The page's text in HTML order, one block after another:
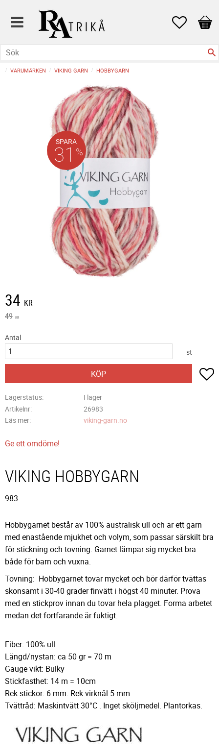
Favoriter
VARUMÄRKEN VIKING GARN HOBBYGARN
SPARA
31 %
Nedsatt pris:
34 KR
Ordinarie pris:
49 KR
Antal
st
KÖP
Lagerstatus
I lager
Artikelnr
26983
Läs mer
viking-garn.no
Ge ett omdöme!
VIKING HOBBYGARN
983
Hobbygarnet består av 100% australisk ull och är ett garn
med enastående mjukhet och volym, som passar särskilt bra
för stickning och tovning. Garnet lämpar sig mycket bra
både för barn och vuxna.
Tovning: Hobbygarnet tovar mycket och bör därför tvättas
skonsamt i 30-40 grader finvätt i högst 40 minuter. Prova
med en stickprov innan du tovar hela plagget. Forma arbetet
medan det fortfarande är fuktigt.
Fiber: 100% ull
Längd/nystan: ca 50 gr = 70 m
Gauge vikt: Bulky
Stickfasthet: 14 m = 10cm
Rek stickor: 6 mm. Rek virknål 5 mm
Tvättråd: Maskintvätt 30°C . Inget sköljmedel. Plantorkas.